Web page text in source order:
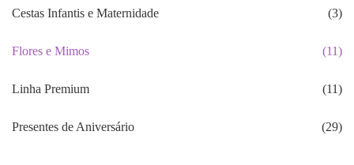
Cestas Infantis e Maternidade (3)
Flores e Mimos (11)
Linha Premium (11)
Presentes de Aniversário (29)